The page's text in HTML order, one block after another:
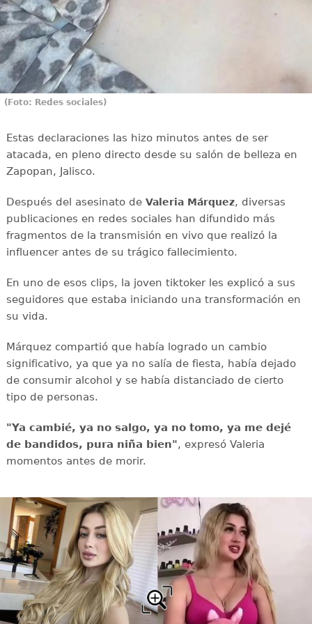
(Foto: Redes sociales)
Estas declaraciones las hizo minutos antes de ser
atacada, en pleno directo desde su salón de belleza en
Zapopan, Jalisco.
Después del asesinato de Valeria Márquez, diversas
publicaciones en redes sociales han difundido más
fragmentos de la transmisión en vivo que realizó la
influencer antes de su trágico fallecimiento.
En uno de esos clips, la joven tiktoker les explicó a sus
seguidores que estaba iniciando una transformación en
su vida.
Márquez compartió que había logrado un cambio
significativo, ya que ya no salía de fiesta, había dejado
de consumir alcohol y se había distanciado de cierto
tipo de personas.
"Ya cambié, ya no salgo, ya no tomo, ya me dejé
de bandidos, pura niña bien", expresó Valeria
momentos antes de morir.